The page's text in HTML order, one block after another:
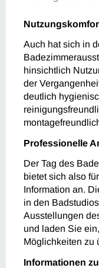
Auch hat sich in
hinsichtlich
der
deutlich
Professionelle
Der Tag des
bietet sich also
Information an.
in den
Ausstellungen
und laden Sie
Möglichkeiten zu
Informationen